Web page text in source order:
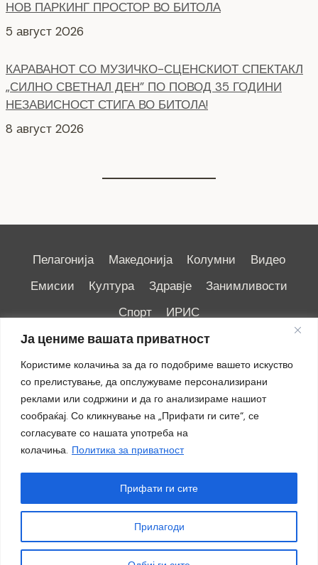
Ја цениме вашата приватност
Користиме колачиња за да го подобриме вашето искуство
со прелистување, да опслужуваме персонализирани
реклами или содржини и да го анализираме нашиот
сообраќај. Со кликнување на „Прифати ги сите“, се
согласувате со нашата употреба на
колачиња. Политика за приватност
Прилагоди
Прифати ги сите
„СИЛНО СВЕТНАЛ ДЕН” ПО ПОВОД 35 ГОДИНИ
НЕЗАВИСНОСТ СТИГА ВО БИТОЛА!
СЕ АСФАЛТИРААТ УШТЕ ДВЕ УЛИЦИ КАЈ
ЗДРАВСТВEНИОТ ДОМ
7 август 2026
Пелагонија Македонија Колумни
Видео
Емисии
Култура Здравје
Занимливости
Спорт
ИРИС
Импресум|Маркетинг
© 2018 - 2026 ОТВ